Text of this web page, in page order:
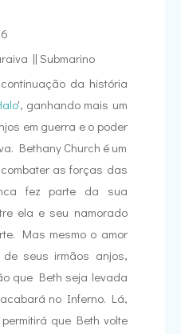
|| Submarino
da história
', ganhando mais um
em guerra e o poder
Bethany Church é um
as forças das
fez parte da sua
ela e seu namorado
Mas mesmo o amor
seus irmãos anjos,
que Beth seja levada
no Inferno. Lá,
que Beth volte